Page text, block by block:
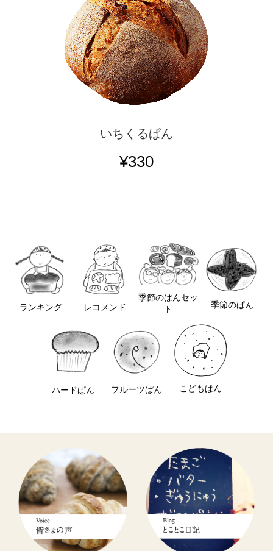
いちくるぱん
¥330
ランキング レコメンド
季節のぱんセッ
ト
季節のぱん
ハードぱん フルーツぱん こどもぱん